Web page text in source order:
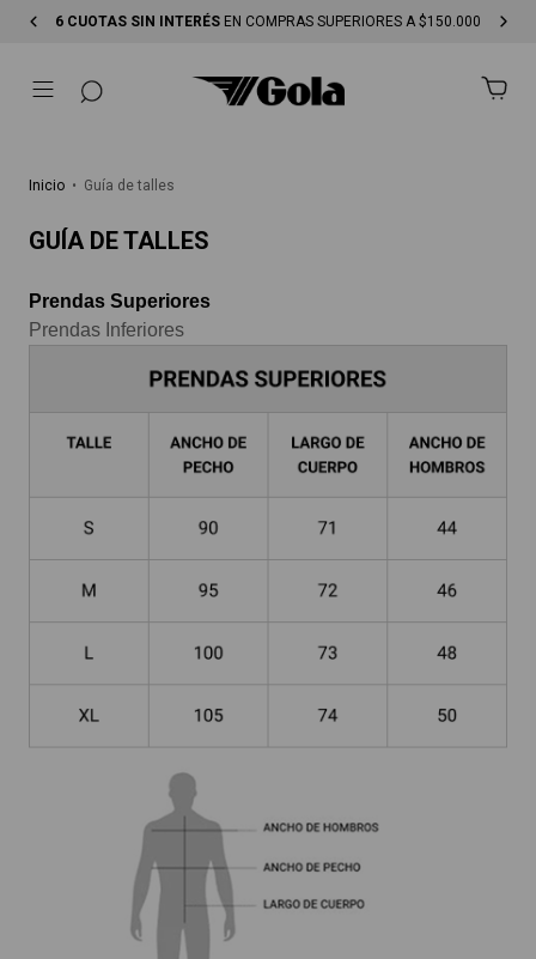
6 CUOTAS SIN INTERÉS EN COMPRAS SUPERIORES A $150.000
Inicio • Guía de talles
GUÍA DE TALLES
Prendas Superiores
Prendas Inferiores